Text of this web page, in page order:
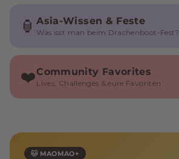
🏮Asia-Wissen & Feste
Was isst man beim Drachenboot-Fest?
❤️Community Favorites
Lives, Challenges & eure Favoriten
🐱 MAOMAO+